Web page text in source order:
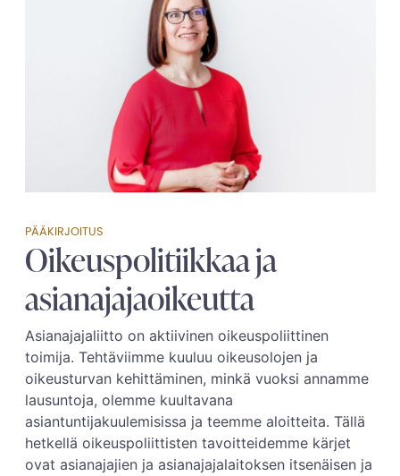
PÄÄKIRJOITUS
Oikeuspolitiikkaa ja
asianajajaoikeutta
Asianajajaliitto on aktiivinen oikeuspoliittinen
toimija. Tehtäviimme kuuluu oikeusolojen ja
oikeusturvan kehittäminen, minkä vuoksi annamme
lausuntoja, olemme kuultavana
asiantuntijakuulemisissa ja teemme aloitteita. Tällä
hetkellä oikeuspoliittisten tavoitteidemme kärjet
ovat asianajajien ja asianajajalaitoksen itsenäisen ja